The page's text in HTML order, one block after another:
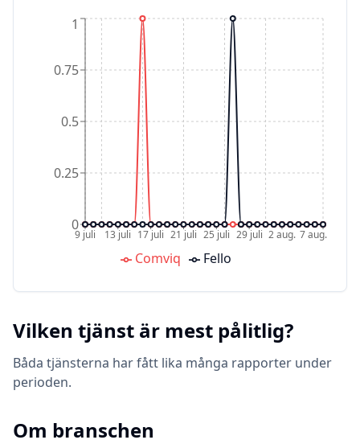
9 juli 13 juli 17 juli 21 juli 25 juli 29 juli 2 aug. 7 aug.
0
0.25
0.5
0.75
1
Comviq Fello
Vilken tjänst är mest pålitlig?
Båda tjänsterna har fått lika många rapporter under
perioden.
Om branschen